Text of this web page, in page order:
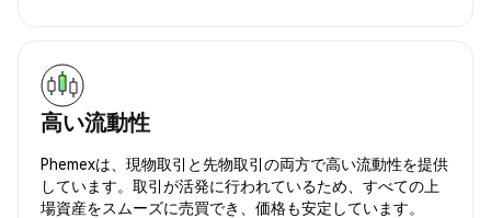
高い流動性
Phemexは、現物取引と先物取引の両方で高い流動性を提供
しています。取引が活発に行われているため、すべての上
場資産をスムーズに売買でき、価格も安定しています。